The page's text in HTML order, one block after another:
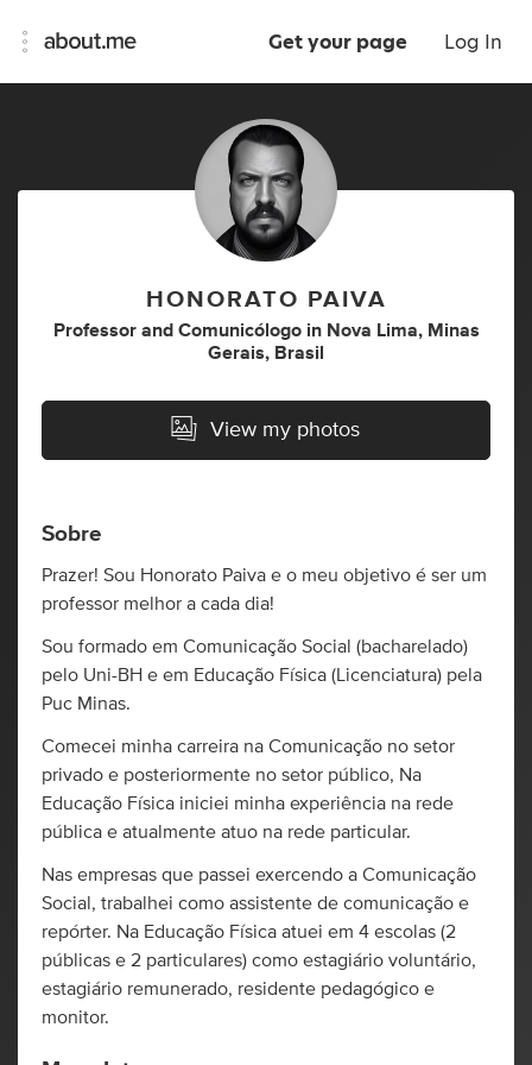
Get your page Log In
HONORATO PAIVA
Professor and Comunicólogo in Nova Lima, Minas
Gerais, Brasil
View my photos
Sobre
Prazer! Sou Honorato Paiva e o meu objetivo é ser um
professor melhor a cada dia!
Sou formado em Comunicação Social (bacharelado)
pelo Uni-BH e em Educação Física (Licenciatura) pela
Puc Minas.
Comecei minha carreira na Comunicação no setor
privado e posteriormente no setor público, Na
Educação Física iniciei minha experiência na rede
pública e atualmente atuo na rede particular.
Nas empresas que passei exercendo a Comunicação
Social, trabalhei como assistente de comunicação e
repórter. Na Educação Física atuei em 4 escolas (2
públicas e 2 particulares) como estagiário voluntário,
estagiário remunerado, residente pedagógico e
monitor.